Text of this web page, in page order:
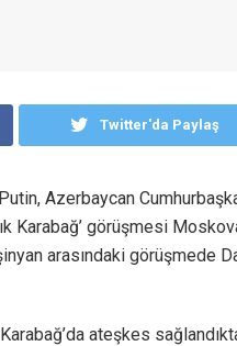
Twitter'da Paylaş
Azerbaycan
Karabağ’ görüşmesi
arasındaki görüşmede
Karabağ’da ateşkes